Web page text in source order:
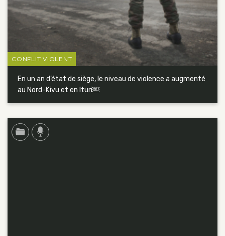
En un an d’état de siège, le niveau de violence a augmenté
au Nord-Kivu et en Ituri￼
CONFLIT VIOLENT